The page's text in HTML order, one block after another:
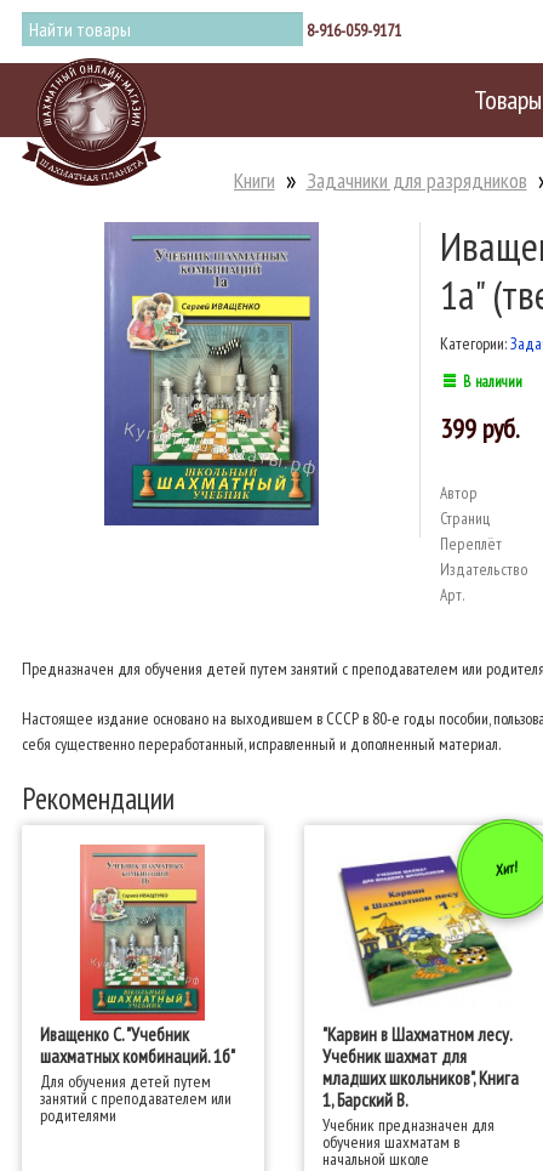
8-916-059-9171
Товары
Книги Задачники для разрядников
1а"
Категории:
В наличии
399
Автор
Страниц
Переплёт
Издательство
Арт.
Предназначен для обучения детей путем занятий с преподавателем или
Настоящее издание основано на выходившем в СССР в 80-е годы пособии,
себя существенно переработанный, исправленный и дополненный материал.
Рекомендации
Иващенко С. "Учебник
шахматных комбинаций. 1б"
Для обучения детей путем
занятий с преподавателем или
родителями
Хит!
"Карвин в Шахматном лесу.
Учебник шахмат для
младших школьников", Книга
1, Барский В.
​Учебник предназначен для
обучения шахматам в
начальной школе